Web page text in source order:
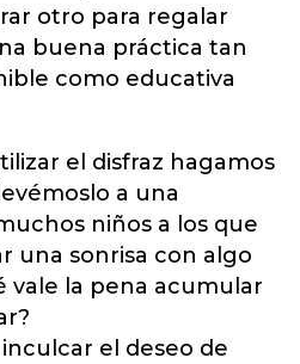
otro para regalar
buena práctica tan
como educativa
el disfraz hagamos
a una
niños a los que
una sonrisa con algo
vale la pena acumular
el deseo de